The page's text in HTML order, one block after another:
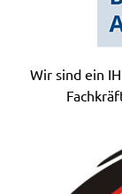
Wir sind ein